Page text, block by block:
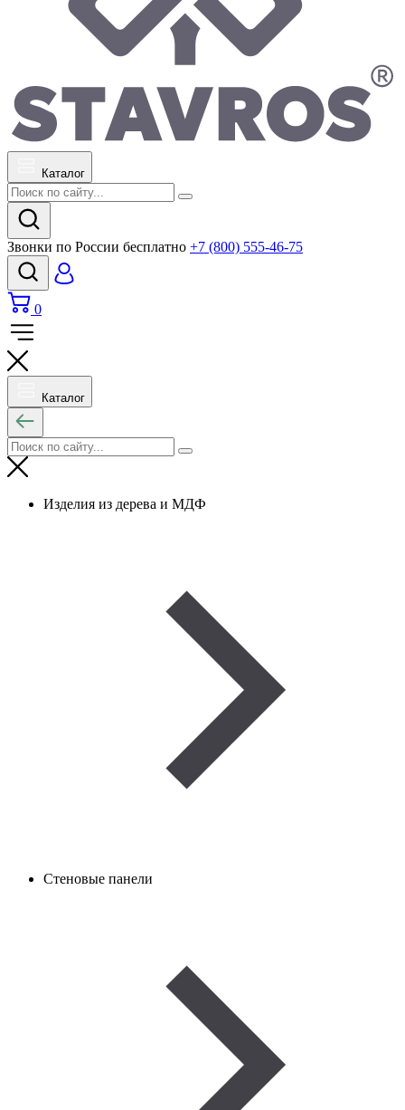
Каталог
Звонки по России бесплатно +7 (800) 555-46-75
0
Каталог
Изделия из дерева и МДФ
Стеновые панели